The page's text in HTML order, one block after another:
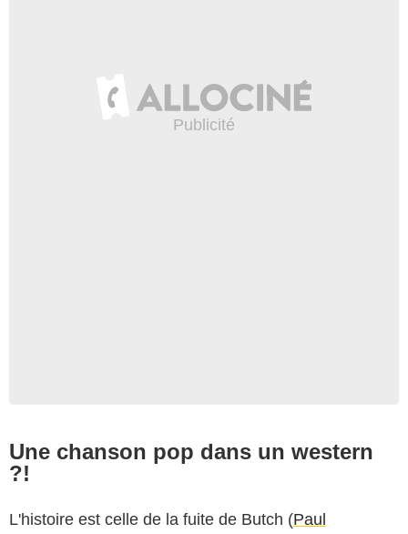
Une chanson pop dans un western
?!
L'histoire est celle de la fuite de Butch (Paul
20th Century-Fox